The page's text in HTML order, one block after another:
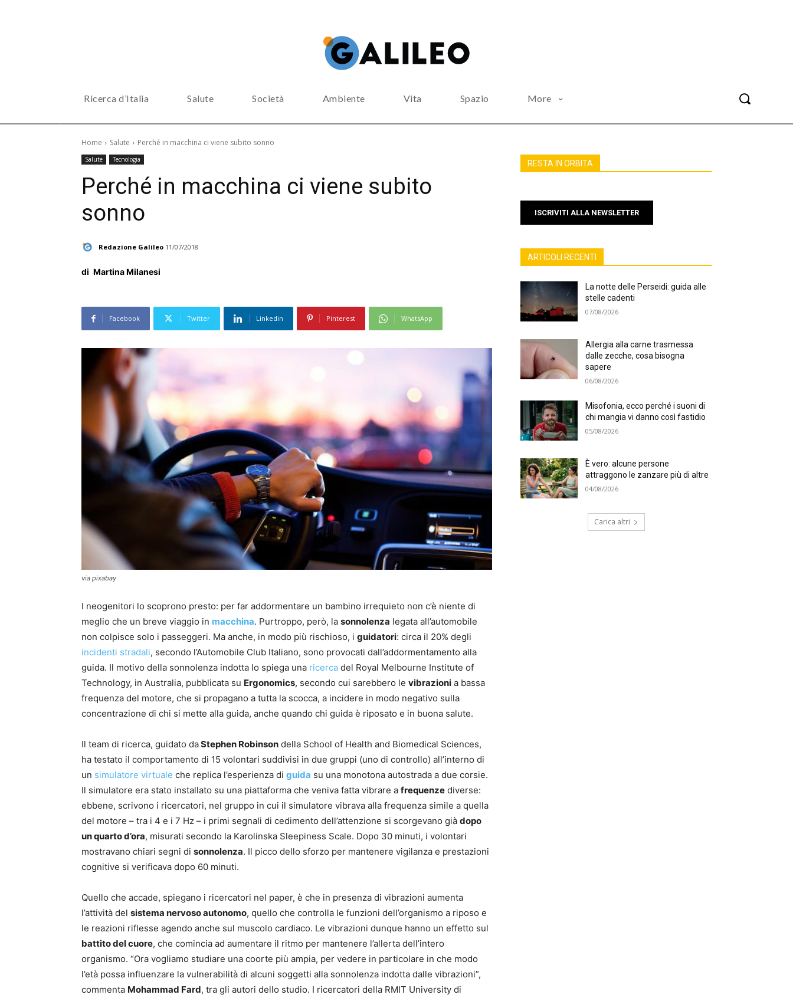
Ricerca d’Italia Salute Società Ambiente Vita Spazio More
Home Salute Perché in macchina ci viene subito sonno
Salute Tecnologia
Perché in macchina ci viene subito
sonno
Redazione Galileo 11/07/2018
di Martina Milanesi
Facebook Twitter Linkedin Pinterest WhatsApp
via pixabay
I neogenitori lo scoprono presto: per far addormentare un bambino irrequieto non c’è niente di
meglio che un breve viaggio in macchina. Purtroppo, però, la sonnolenza legata all’automobile
non colpisce solo i passeggeri. Ma anche, in modo più rischioso, i guidatori: circa il 20% degli
incidenti stradali, secondo l’Automobile Club Italiano, sono provocati dall’addormentamento alla
guida. Il motivo della sonnolenza indotta lo spiega una ricerca del Royal Melbourne Institute of
Technology, in Australia, pubblicata su Ergonomics, secondo cui sarebbero le vibrazioni a bassa
frequenza del motore, che si propagano a tutta la scocca, a incidere in modo negativo sulla
concentrazione di chi si mette alla guida, anche quando chi guida è riposato e in buona salute.
Il team di ricerca, guidato daStephen Robinson della School of Health and Biomedical Sciences,
ha testato il comportamento di 15 volontari suddivisi in due gruppi (uno di controllo) all’interno di
un simulatore virtuale che replica l’esperienza di guida su una monotona autostrada a due corsie.
Il simulatore era stato installato su una piattaforma che veniva fatta vibrare a frequenze diverse:
ebbene, scrivono i ricercatori, nel gruppo in cui il simulatore vibrava alla frequenza simile a quella
del motore – tra i 4 e i 7 Hz – i primi segnali di cedimento dell’attenzione si scorgevano già dopo
un quarto d’ora, misurati secondo la Karolinska Sleepiness Scale. Dopo 30 minuti, i volontari
mostravano chiari segni di sonnolenza. Il picco dello sforzo per mantenere vigilanza e prestazioni
cognitive si verificava dopo 60 minuti.
Quello che accade, spiegano i ricercatori nel paper, è che in presenza di vibrazioni aumenta
l’attività del sistema nervoso autonomo, quello che controlla le funzioni dell’organismo a riposo e
le reazioni riflesse agendo anche sul muscolo cardiaco. Le vibrazioni dunque hanno un effetto sul
battito del cuore, che comincia ad aumentare il ritmo per mantenere l’allerta dell’intero
organismo. “Ora vogliamo studiare una coorte più ampia, per vedere in particolare in che modo
l’età possa influenzare la vulnerabilità di alcuni soggetti alla sonnolenza indotta dalle vibrazioni”,
commenta Mohammad Fard, tra gli autori dello studio. I ricercatori della RMIT University di
RESTA IN ORBITA
ISCRIVITI ALLA NEWSLETTER
ARTICOLI RECENTI
La notte delle Perseidi: guida alle
stelle cadenti
07/08/2026
Allergia alla carne trasmessa
dalle zecche, cosa bisogna
sapere
06/08/2026
Misofonia, ecco perché i suoni di
chi mangia vi danno così fastidio
05/08/2026
È vero: alcune persone
attraggono le zanzare più di altre
04/08/2026
Carica altri